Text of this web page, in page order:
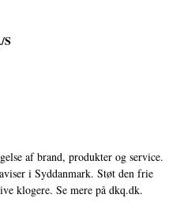
S
af brand, produkter og service.
i Syddanmark. Støt den frie
klogere. Se mere på dkq.dk.